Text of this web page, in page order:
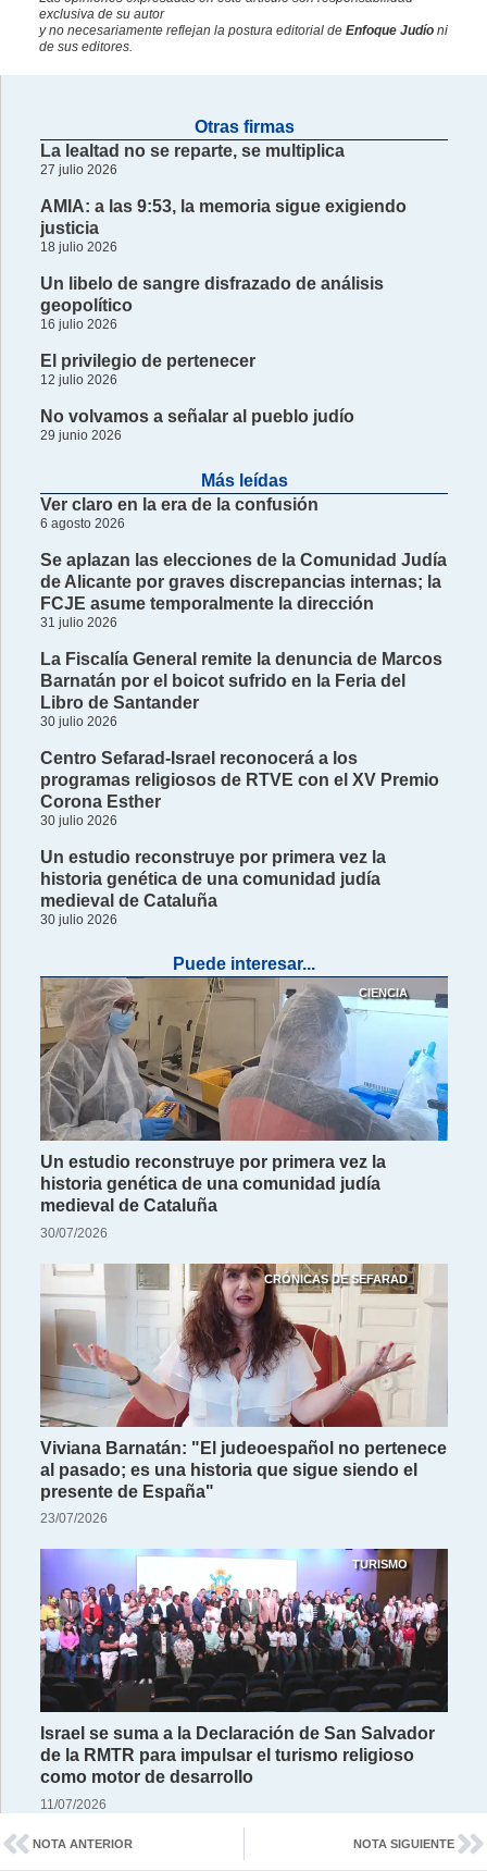
exclusiva de su autor
y no necesariamente reflejan la postura editorial de Enfoque Judíoni
de sus editores.
Otras firmas
La lealtad no se reparte, se multiplica
27 julio 2026
AMIA: a las 9:53, la memoria sigue exigiendo
justicia
18 julio 2026
Un libelo de sangre disfrazado de análisis
geopolítico
16 julio 2026
El privilegio de pertenecer
12 julio 2026
No volvamos a señalar al pueblo judío
29 junio 2026
Más leídas
Ver claro en la era de la confusión
6 agosto 2026
Se aplazan las elecciones de la Comunidad Judía
de Alicante por graves discrepancias internas; la
FCJE asume temporalmente la dirección
31 julio 2026
La Fiscalía General remite la denuncia de Marcos
Barnatán por el boicot sufrido en la Feria del
Libro de Santander
30 julio 2026
Centro Sefarad-Israel reconocerá a los
programas religiosos de RTVE con el XV Premio
Corona Esther
30 julio 2026
Un estudio reconstruye por primera vez la
historia genética de una comunidad judía
medieval de Cataluña
30 julio 2026
Puede interesar...
CIENCIA
Un estudio reconstruye por primera vez la
historia genética de una comunidad judía
medieval de Cataluña
30/07/2026
CRÓNICAS DE SEFARAD
Viviana Barnatán: "El judeoespañol no pertenece
al pasado; es una historia que sigue siendo el
presente de España"
23/07/2026
TURISMO
Israel se suma a la Declaración de San Salvador
de la RMTR para impulsar el turismo religioso
como motor de desarrollo
11/07/2026
NOTA ANTERIOR NOTA SIGUIENTE